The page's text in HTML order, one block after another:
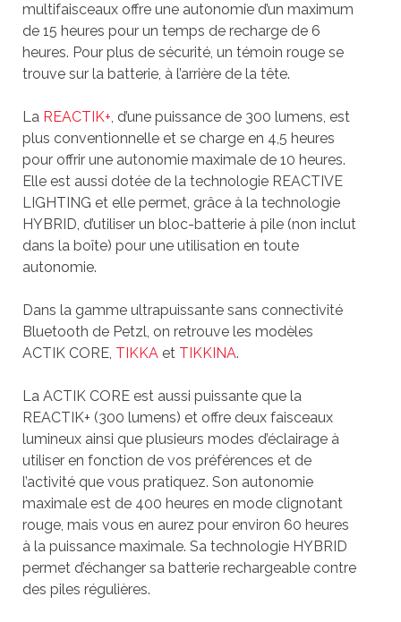
multifaisceaux offre une autonomie d’un maximum
de 15 heures pour un temps de recharge de 6
heures. Pour plus de sécurité, un témoin rouge se
trouve sur la batterie, à l’arrière de la tête.
La REACTIK+, d’une puissance de 300 lumens, est
plus conventionnelle et se charge en 4,5 heures
pour offrir une autonomie maximale de 10 heures.
Elle est aussi dotée de la technologie REACTIVE
LIGHTING et elle permet, grâce à la technologie
HYBRID, d’utiliser un bloc-batterie à pile (non inclut
dans la boîte) pour une utilisation en toute
autonomie.
Dans la gamme ultrapuissante sans connectivité
Bluetooth de Petzl, on retrouve les modèles
ACTIK CORE, TIKKAet TIKKINA.
La ACTIK CORE est aussi puissante que la
REACTIK+ (300 lumens) et offre deux faisceaux
lumineux ainsi que plusieurs modes d’éclairage à
utiliser en fonction de vos préférences et de
l’activité que vous pratiquez. Son autonomie
maximale est de 400 heures en mode clignotant
rouge, mais vous en aurez pour environ 60 heures
à la puissance maximale. Sa technologie HYBRID
permet d’échanger sa batterie rechargeable contre
des piles régulières.